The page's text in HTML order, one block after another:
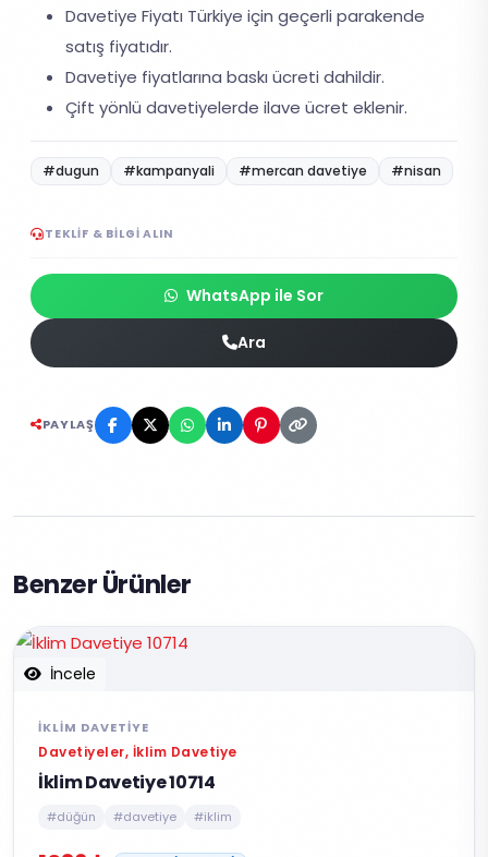
Davetiye Fiyatı Türkiye için geçerli parakende
satış fiyatıdır.
Davetiye fiyatlarına baskı ücreti dahildir.
Çift yönlü davetiyelerde ilave ücret eklenir.
#dugun #kampanyali #mercan davetiye #nisan
TEKLIF & BILGI ALIN
WhatsApp ile Sor
Ara
PAYLAŞ
Benzer Ürünler
İncele
İKLIM DAVETIYE
Davetiyeler, İklim Davetiye
İklim Davetiye 10714
#düğün #davetiye #iklim